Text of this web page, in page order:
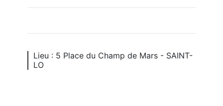
Lieu : 5 Place du Champ de Mars - SAINT-
LO